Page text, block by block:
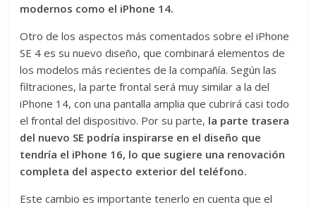
modernos como el iPhone 14.
Otro de los aspectos más comentados sobre el iPhone
SE 4 es su nuevo diseño, que combinará elementos de
los modelos más recientes de la compañía. Según las
filtraciones, la parte frontal será muy similar a la del
iPhone 14, con una pantalla amplia que cubrirá casi todo
el frontal del dispositivo. Por su parte, la parte trasera
del nuevo SE podría inspirarse en el diseño que
tendría el iPhone 16, lo que sugiere una renovación
completa del aspecto exterior del teléfono.
Este cambio es importante tenerlo en cuenta que el